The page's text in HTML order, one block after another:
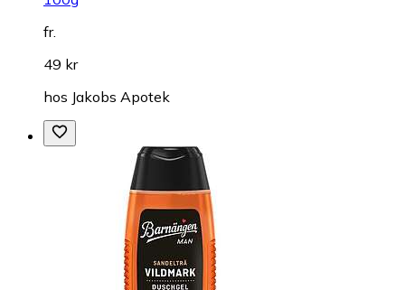
fr.
49 kr
hos Jakobs Apotek